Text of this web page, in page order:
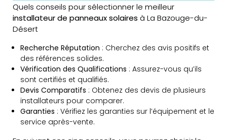
Quels conseils pour sélectionner le meilleur
installateur de panneaux solaires à La Bazouge-du-
Désert
Recherche Réputation : Cherchez des avis positifs et
des références solides.
Vérification des Qualifications : Assurez-vous qu’ils
sont certifiés et qualifiés.
Devis Comparatifs : Obtenez des devis de plusieurs
installateurs pour comparer.
Garanties : Vérifiez les garanties sur l’équipement et le
service après-vente.